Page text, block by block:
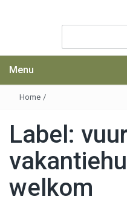
Menu
Home /
Label:
welkom